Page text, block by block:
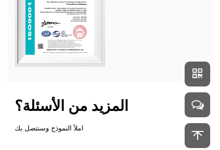
المزيد من الأسئلة؟
املأ النموذج وسنتصل بك